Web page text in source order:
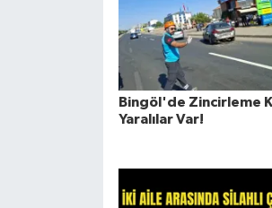
Bingöl'de Zincirleme
Yaralılar Var!